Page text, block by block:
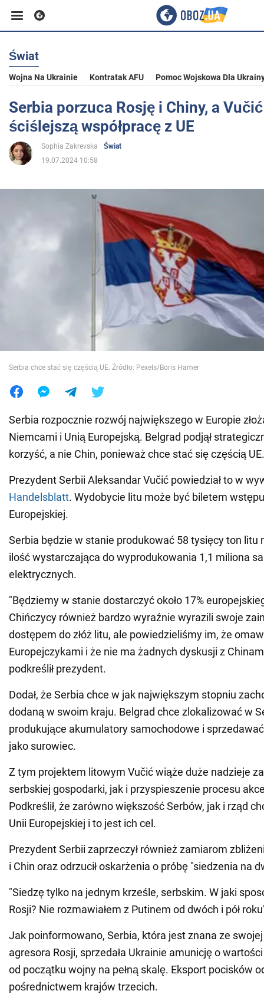
Biznes
Sport
Rozrywka
Jedzenie
Świat
Wojna Na Ukrainie Kontratak AFU Pomoc Wojskowa Dla
Serbia porzuca Rosję i Chiny, a
ściślejszą współpracę z UE
Sophia Zakrevska
Świat
19.07.2024 10:58
Serbia chce stać się częścią UE. Źródło: Pexels/Boris Hamer
Serbia rozpocznie rozwój największego w Europie
Niemcami i Unią Europejską. Belgrad podjął
korzyść, a nie Chin, ponieważ chce stać się częścią UE.
Prezydent Serbii Aleksandar Vučić powiedział to w
Handelsblatt. Wydobycie litu może być biletem
Europejskiej.
Serbia będzie w stanie produkować 58 tysięcy ton litu
ilość wystarczająca do wyprodukowania 1,1 miliona
elektrycznych.
"Będziemy w stanie dostarczyć około 17%
Chińczycy również bardzo wyraźnie wyrazili swoje
dostępem do złóż litu, ale powiedzieliśmy im, że
Europejczykami i że nie ma żadnych dyskusji z
podkreślił prezydent.
Dodał, że Serbia chce w jak największym stopniu
dodaną w swoim kraju. Belgrad chce zlokalizować w
produkujące akumulatory samochodowe i
jako surowiec.
Z tym projektem litowym Vučić wiąże duże nadzieje
serbskiej gospodarki, jak i przyspieszenie procesu
Podkreślił, że zarówno większość Serbów, jak i rząd
Unii Europejskiej i to jest ich cel.
Prezydent Serbii zaprzeczył również zamiarom
i Chin oraz odrzucił oskarżenia o próbę "siedzenia na
"Siedzę tylko na jednym krześle, serbskim. W jaki
Rosji? Nie rozmawiałem z Putinem od dwóch i pół
Jak poinformowano, Serbia, która jest znana ze
agresora Rosji, sprzedała Ukrainie amunicję o
od początku wojny na pełną skalę. Eksport pocisków
pośrednictwem krajów trzecich.